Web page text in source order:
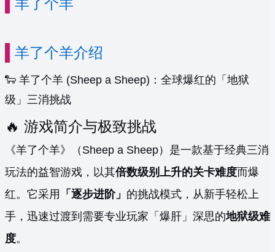
羊了个羊
羊了个羊介绍
🐑 羊了个羊 (Sheep a Sheep)：全球爆红的「地狱
级」三消挑战
🔥 游戏简介与极致挑战
《羊了个羊》（Sheep a Sheep）是一款基于经典三消
玩法的益智游戏，以其倍数级别上升的关卡难度而爆
红。它采用
「逐步进阶」 的挑战模式，从新手轻松上
手，迅速过渡到需要专业玩家「爆肝」深思的地狱级难
度。